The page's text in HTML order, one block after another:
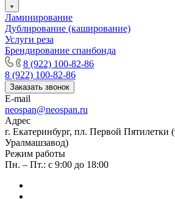
Ламинирование
Дублирование (каширование)
Услуги реза
Брендирование спанбонда
8 (922) 100-82-86
8 (922) 100-82-86
Заказать звонок
E-mail
neospan@neospan.ru
Адрес
г. Екатеринбург, пл. Первой
Уралмашзавод)
Режим работы
Пн. – Пт.: с 9:00 до 18:00